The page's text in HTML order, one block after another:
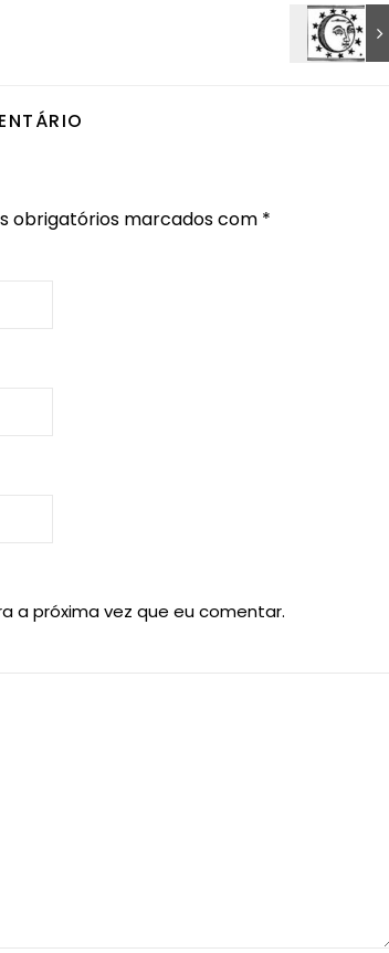
obrigatórios marcados com *
a próxima vez que eu comentar.